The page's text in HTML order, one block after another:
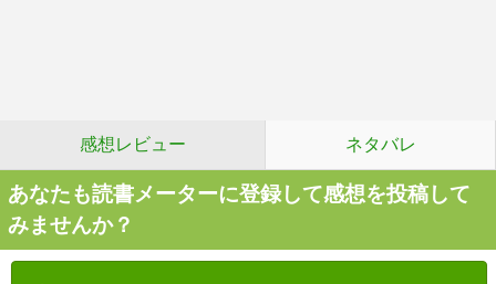
感想レビュー ネタバレ
あなたも読書メーターに登録して感想を投稿して
みませんか？